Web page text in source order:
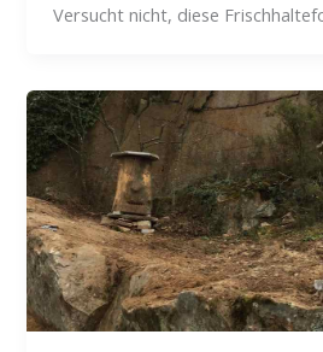
Versucht nicht, diese